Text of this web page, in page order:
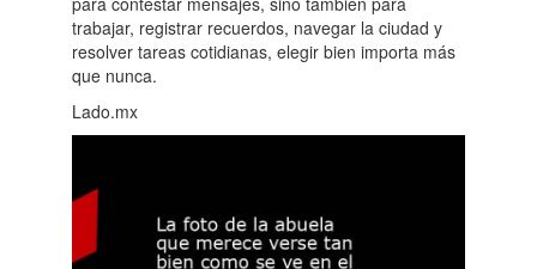
trabajar, registrar recuerdos, navegar la ciudad y
resolver tareas cotidianas, elegir bien importa más
que nunca.
Lado.mx